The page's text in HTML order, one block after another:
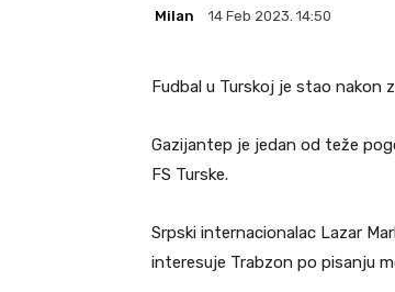
Milan 14 Feb 2023. 14:50
Fudbal u Turskoj je stao nakon
Gazijantep je jedan od teže
FS Turske.
Srpski internacionalac Lazar
interesuje Trabzon po pisanju